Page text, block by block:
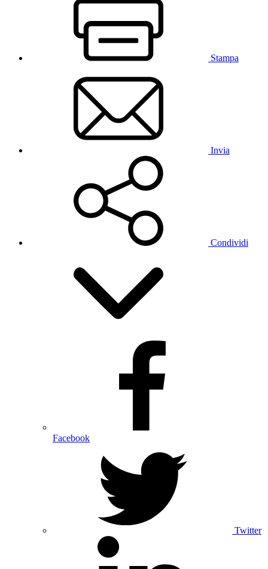
Stampa
Invia
Condividi
Facebook
Twitter